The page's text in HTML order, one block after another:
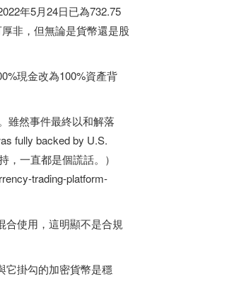
年5月24日已為732.75
非，但無論是貨幣還是股
現金改為100%資產背
雖然事件最終以和解落
fully backed by U.S.
，一直都是個謊話。）
trading-platform-
合使用，這明顯不是合規
它掛勾的加密貨幣是穩